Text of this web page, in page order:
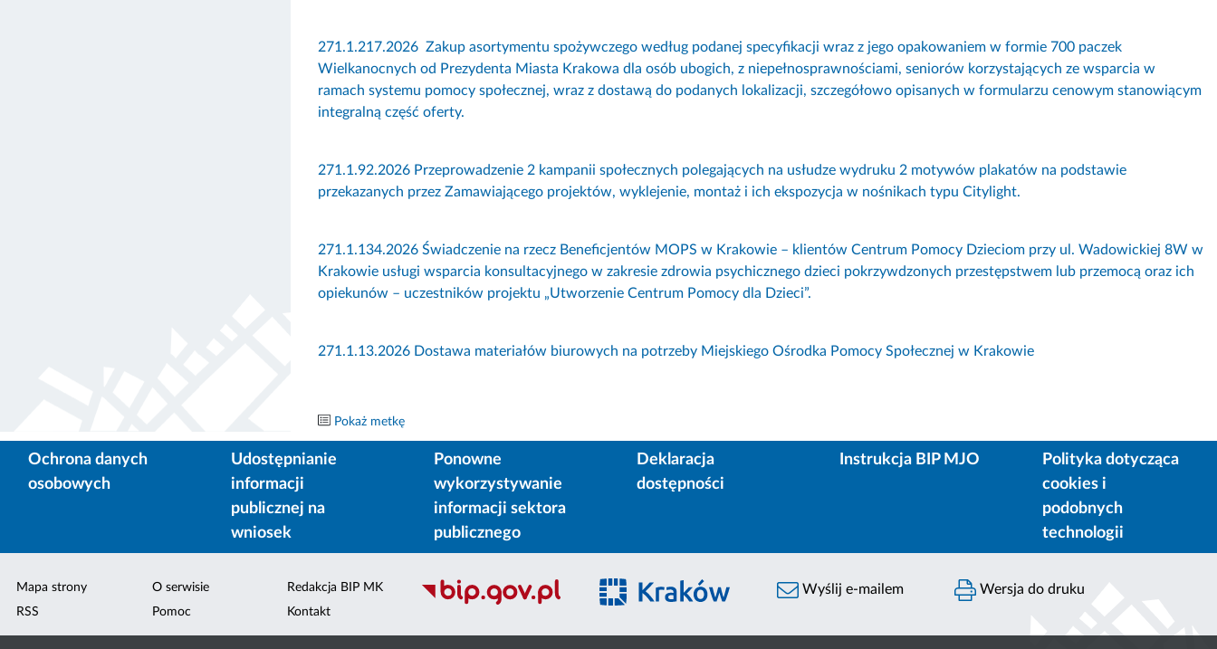
271.1.217.2026 Zakup asortymentu spożywczego według podanej specyfikacji wraz z jego opakowaniem w formie 700 paczek
Wielkanocnych od Prezydenta Miasta Krakowa dla osób ubogich, z niepełnosprawnościami, seniorów korzystających ze wsparcia w
ramach systemu pomocy społecznej, wraz z dostawą do podanych lokalizacji, szczegółowo opisanych w formularzu cenowym stanowiącym
integralną część oferty.
271.1.92.2026 Przeprowadzenie 2 kampanii społecznych polegających na usłudze wydruku 2 motywów plakatów na podstawie
przekazanych przez Zamawiającego projektów, wyklejenie, montaż i ich ekspozycja w nośnikach typu Citylight.
271.1.134.2026 Świadczenie na rzecz Beneficjentów MOPS w Krakowie – klientów Centrum Pomocy Dzieciom przy ul. Wadowickiej 8W w
Krakowie usługi wsparcia konsultacyjnego w zakresie zdrowia psychicznego dzieci pokrzywdzonych przestępstwem lub przemocą oraz ich
opiekunów – uczestników projektu „Utworzenie Centrum Pomocy dla Dzieci”.
271.1.13.2026 Dostawa materiałów biurowych na potrzeby Miejskiego Ośrodka Pomocy Społecznej w Krakowie
Pokaż metkę
Ochrona danych
osobowych
Udostępnianie
informacji
publicznej na
wniosek
Ponowne
wykorzystywanie
informacji sektora
publicznego
Deklaracja
dostępności
Instrukcja BIP MJO
Polityka dotycząca
cookies i
podobnych
technologii
Mapa strony
RSS
O serwisie
Pomoc
Redakcja BIP MK
Kontakt
Wyślij e-mailem Wersja do druku